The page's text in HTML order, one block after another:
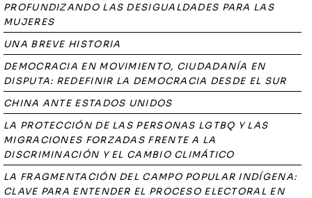
PROFUNDIZANDO LAS DESIGUALDADES PARA LAS
MUJERES
UNA BREVE HISTORIA
DEMOCRACIA EN MOVIMIENTO, CIUDADANÍA EN
DISPUTA: REDEFINIR LA DEMOCRACIA DESDE EL SUR
CHINA ANTE ESTADOS UNIDOS
LA PROTECCIÓN DE LAS PERSONAS LGTBQ Y LAS
MIGRACIONES FORZADAS FRENTE A LA
DISCRIMINACIÓN Y EL CAMBIO CLIMÁTICO
LA FRAGMENTACIÓN DEL CAMPO POPULAR INDÍGENA:
CLAVE PARA ENTENDER EL PROCESO ELECTORAL EN